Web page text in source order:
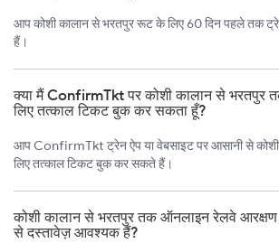
आप कोशी कालान से भरतपुर रूट के लिए 60 दिन पहले तक
हैं।
क्या मैं ConfirmTkt पर कोशी कालान से भरतपुर
लिए तत्काल टिकट बुक कर सकता हूँ?
आप ConfirmTkt ट्रेन ऐप या वेबसाइट पर आसानी से
लिए तत्काल टिकट बुक कर सकते हैं।
कोशी कालान से भरतपुर तक ऑनलाइन रेलवे
से दस्तावेज़ आवश्यक हैं?